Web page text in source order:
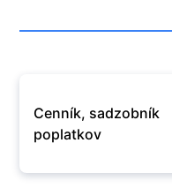
Cenník, sadzobník
poplatkov